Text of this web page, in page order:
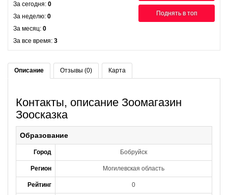
Поднять в топ
За сегодня: 0
За неделю: 0
За месяц: 0
За все время: 3
Описание Отзывы (0) Карта
Контакты, описание Зоомагазин
Зоосказка
Образование
Город Бобруйск
Регион Могилевская область
Рейтинг 0